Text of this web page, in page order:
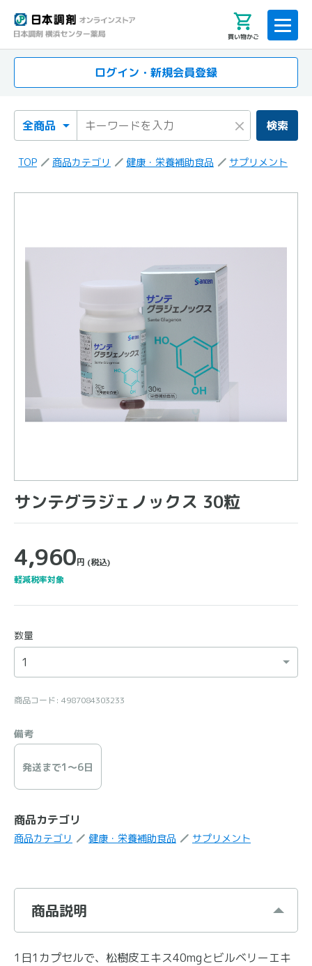
買い物かご
ログイン・新規会員登録
検索カテゴリ
検索キーワード × 検索
TOP 商品カテゴリ 健康・栄養補助食品 サプリメント
サンテグラジェノックス 30粒
4,960円 (税込)
軽減税率対象
数量
商品コード: 4987084303233
備考
発送まで1〜6日
商品カテゴリ
商品カテゴリ 健康・栄養補助食品 サプリメント
商品説明
1日1カプセルで、松樹皮エキス40mgとビルベリーエキ